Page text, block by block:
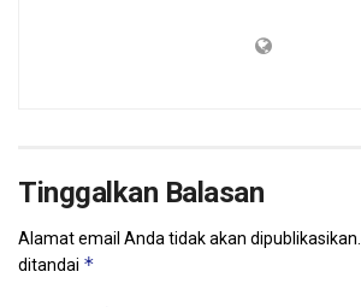
Tinggalkan Balasan
Alamat email Anda tidak akan dipublikasikan.
ditandai *